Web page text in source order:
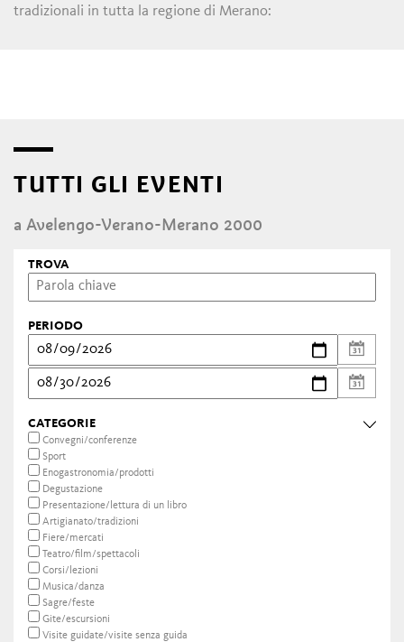
tradizionali in tutta la regione di Merano:
TUTTI GLI EVENTI
a Avelengo-Verano-Merano 2000
TROVA
PERIODO
CATEGORIE
Convegni/conferenze
Sport
Enogastronomia/prodotti
Degustazione
Presentazione/lettura di un libro
Artigianato/tradizioni
Fiere/mercati
Teatro/film/spettacoli
Corsi/lezioni
Musica/danza
Sagre/feste
Gite/escursioni
Visite guidate/visite senza guida